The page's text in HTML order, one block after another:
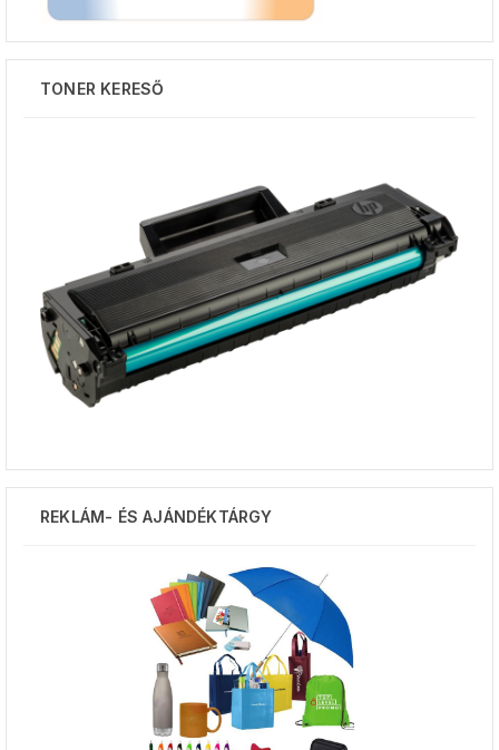
TONER KERESŐ
REKLÁM- ÉS AJÁNDÉKTÁRGY